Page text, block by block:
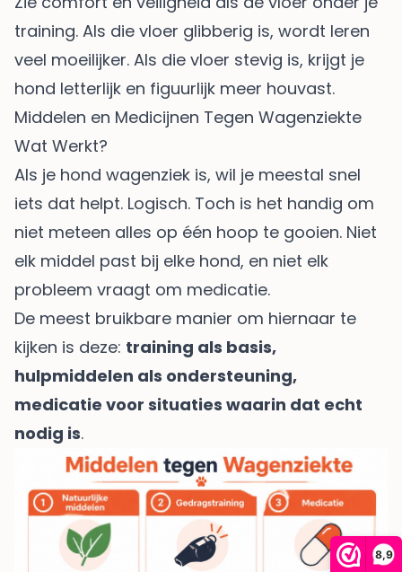
8,9
training. Als die vloer glibberig is, wordt leren
veel moeilijker. Als die vloer stevig is, krijgt je
hond letterlijk en figuurlijk meer houvast.
Middelen en Medicijnen Tegen Wagenziekte
Wat Werkt?
Als je hond wagenziek is, wil je meestal snel
iets dat helpt. Logisch. Toch is het handig om
niet meteen alles op één hoop te gooien. Niet
elk middel past bij elke hond, en niet elk
probleem vraagt om medicatie.
De meest bruikbare manier om hiernaar te
kijken is deze: training als basis,
hulpmiddelen als ondersteuning,
medicatie voor situaties waarin dat echt
nodig is.